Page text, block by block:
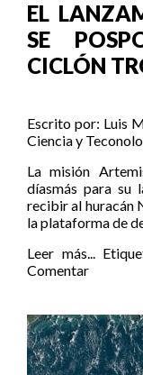
EL
SE
CICLÓN
Escrito por: Luis
Ciencia y
La misión
díasmás para su
recibir al huracán
la plataforma de
Leer más...
Comentar